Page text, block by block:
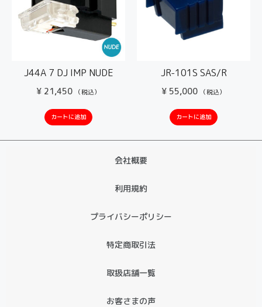
J44A 7 DJ IMP NUDE
¥ 21,450 （税込）
カートに追加
JR-101S SAS/R
¥ 55,000 （税込）
カートに追加
会社概要
利用規約
プライバシーポリシー
特定商取引法
取扱店舗一覧
お客さまの声